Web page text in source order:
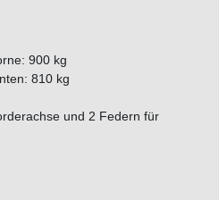
900 kg
810 kg
und 2 Federn für